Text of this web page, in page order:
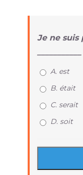
Je ne suis
A. est
B. était
C. serait
D. soit